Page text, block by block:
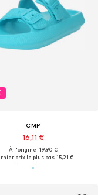
CMP
16,11 €
À l'origine : 19,90 €
prix le plus bas :15,21 €